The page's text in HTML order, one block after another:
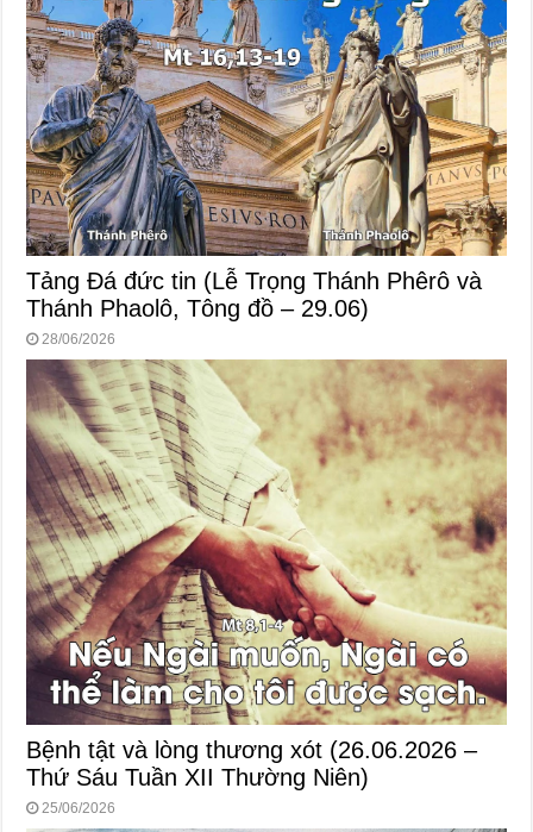
Tảng Đá đức tin (Lễ Trọng Thánh Phêrô và
Thánh Phaolô, Tông đồ – 29.06)
28/06/2026
Bệnh tật và lòng thương xót (26.06.2026 –
Thứ Sáu Tuần XII Thường Niên)
25/06/2026